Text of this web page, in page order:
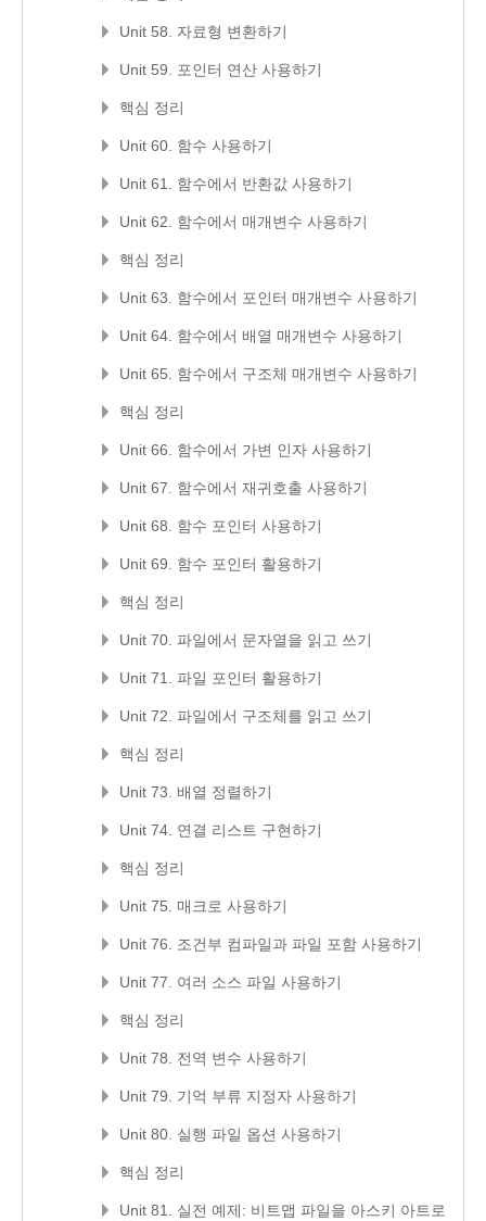
Unit 58. 자료형 변환하기
Unit 59. 포인터 연산 사용하기
핵심 정리
Unit 60. 함수 사용하기
Unit 61. 함수에서 반환값 사용하기
Unit 62. 함수에서 매개변수 사용하기
핵심 정리
Unit 63. 함수에서 포인터 매개변수 사용하기
Unit 64. 함수에서 배열 매개변수 사용하기
Unit 65. 함수에서 구조체 매개변수 사용하기
핵심 정리
Unit 66. 함수에서 가변 인자 사용하기
Unit 67. 함수에서 재귀호출 사용하기
Unit 68. 함수 포인터 사용하기
Unit 69. 함수 포인터 활용하기
핵심 정리
Unit 70. 파일에서 문자열을 읽고 쓰기
Unit 71. 파일 포인터 활용하기
Unit 72. 파일에서 구조체를 읽고 쓰기
핵심 정리
Unit 73. 배열 정렬하기
Unit 74. 연결 리스트 구현하기
핵심 정리
Unit 75. 매크로 사용하기
Unit 76. 조건부 컴파일과 파일 포함 사용하기
Unit 77. 여러 소스 파일 사용하기
핵심 정리
Unit 78. 전역 변수 사용하기
Unit 79. 기억 부류 지정자 사용하기
Unit 80. 실행 파일 옵션 사용하기
핵심 정리
Unit 81. 실전 예제: 비트맵 파일을 아스키 아트로